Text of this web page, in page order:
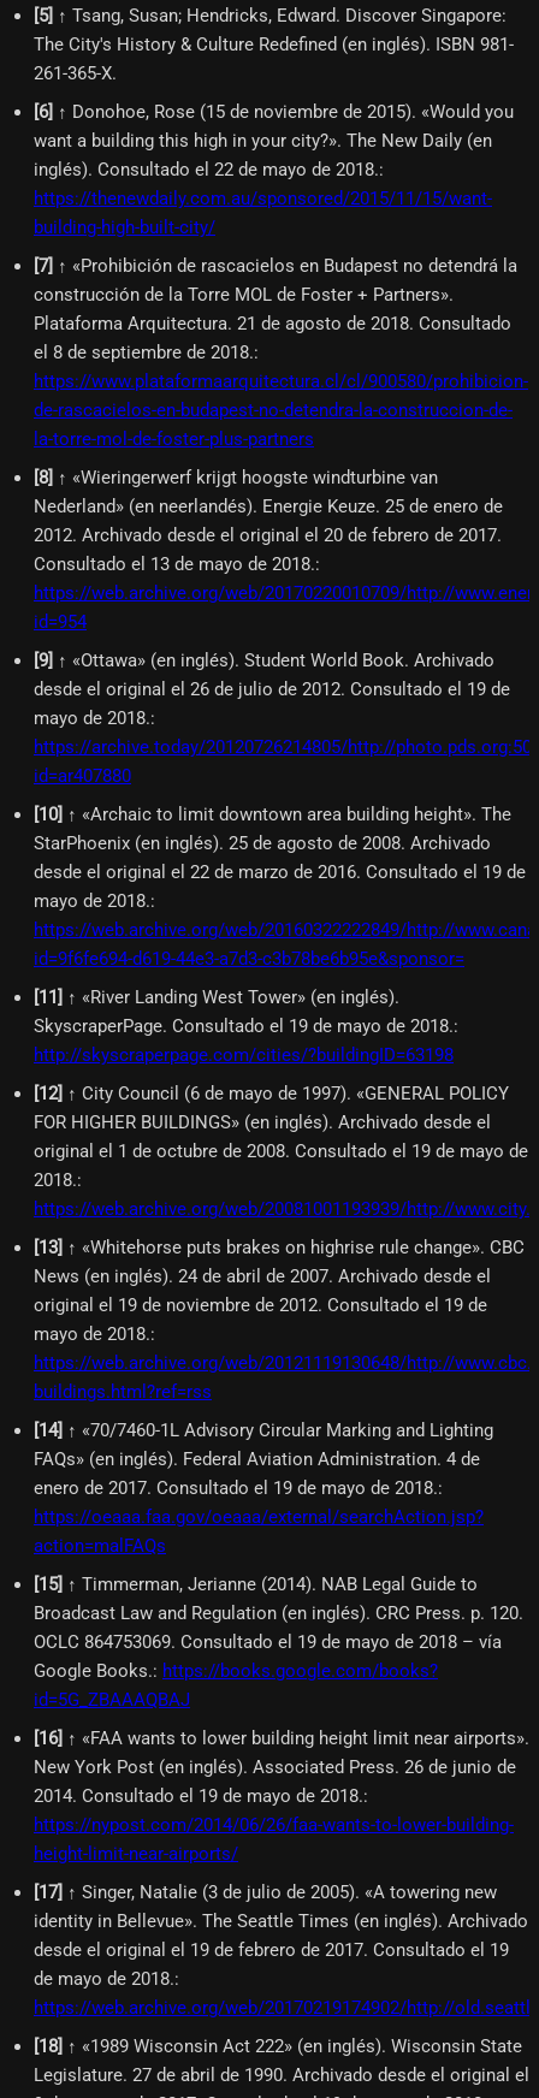
[5] ↑ Tsang, Susan; Hendricks, Edward. Discover Singapore:
The City's History & Culture Redefined (en inglés). ISBN 981-
261-365-X.
[6] ↑ Donohoe, Rose (15 de noviembre de 2015). «Would you
want a building this high in your city?». The New Daily (en
inglés). Consultado el 22 de mayo de 2018.:
https://thenewdaily.com.au/sponsored/2015/11/15/want-
building-high-built-city/
[7] ↑ «Prohibición de rascacielos en Budapest no detendrá la
construcción de la Torre MOL de Foster + Partners».
Plataforma Arquitectura. 21 de agosto de 2018. Consultado
el 8 de septiembre de 2018.:
https://www.plataformaarquitectura.cl/cl/900580/prohibicion-
de-rascacielos-en-budapest-no-detendra-la-construccion-de-
la-torre-mol-de-foster-plus-partners
[8] ↑ «Wieringerwerf krijgt hoogste windturbine van
Nederland» (en neerlandés). Energie Keuze. 25 de enero de
2012. Archivado desde el original el 20 de febrero de 2017.
Consultado el 13 de mayo de 2018.:
https://web.archive.org/web/20170220010709/http://
id=954
[9] ↑ «Ottawa» (en inglés). Student World Book. Archivado
desde el original el 26 de julio de 2012. Consultado el 19 de
mayo de 2018.:
https://archive.today/20120726214805/http://
id=ar407880
[10] ↑ «Archaic to limit downtown area building height». The
StarPhoenix (en inglés). 25 de agosto de 2008. Archivado
desde el original el 22 de marzo de 2016. Consultado el 19 de
mayo de 2018.:
https://web.archive.org/web/20160322222849/http://
id=9f6fe694-d619-44e3-a7d3-c3b78be6b95e&sponsor=
[11] ↑ «River Landing West Tower» (en inglés).
SkyscraperPage. Consultado el 19 de mayo de 2018.:
http://skyscraperpage.com/cities/?buildingID=63198
[12] ↑ City Council (6 de mayo de 1997). «GENERAL POLICY
FOR HIGHER BUILDINGS» (en inglés). Archivado desde el
original el 1 de octubre de 2008. Consultado el 19 de mayo de
2018.:
https://web.archive.org/web/20081001193939/http://
[13] ↑ «Whitehorse puts brakes on highrise rule change». CBC
News (en inglés). 24 de abril de 2007. Archivado desde el
original el 19 de noviembre de 2012. Consultado el 19 de
mayo de 2018.:
https://web.archive.org/web/20121119130648/http://
buildings.html?ref=rss
[14] ↑ «70/7460-1L Advisory Circular Marking and Lighting
FAQs» (en inglés). Federal Aviation Administration. 4 de
enero de 2017. Consultado el 19 de mayo de 2018.:
https://oeaaa.faa.gov/oeaaa/external/searchAction.jsp?
action=malFAQs
[15] ↑ Timmerman, Jerianne (2014). NAB Legal Guide to
Broadcast Law and Regulation (en inglés). CRC Press. p. 120.
OCLC 864753069. Consultado el 19 de mayo de 2018 – vía
Google Books.: https://books.google.com/books?
id=5G_ZBAAAQBAJ
[16] ↑ «FAA wants to lower building height limit near airports».
New York Post (en inglés). Associated Press. 26 de junio de
2014. Consultado el 19 de mayo de 2018.:
https://nypost.com/2014/06/26/faa-wants-to-lower-building-
height-limit-near-airports/
[17] ↑ Singer, Natalie (3 de julio de 2005). «A towering new
identity in Bellevue». The Seattle Times (en inglés). Archivado
desde el original el 19 de febrero de 2017. Consultado el 19
de mayo de 2018.:
https://web.archive.org/web/20170219174902/http://
[18] ↑ «1989 Wisconsin Act 222» (en inglés). Wisconsin State
Legislature. 27 de abril de 1990. Archivado desde el original el